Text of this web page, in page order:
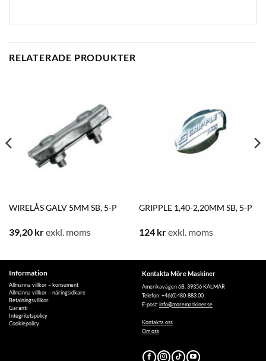
RELATERADE PRODUKTER
WIRELÅS GALV 5MM SB, 5-P
39,20 krexkl. moms
GRIPPLE 1,40-2,20MM SB, 5-P
124 krexkl. moms
Information
Allmänna villkor – konsument
Allmänna villkor – näringsidkare
Betalningsvillkor
Garanti
Integritetspolicy
Cookiepolicy
Kontakta Möre Maskiner
Amerikavägen 6B, 39356 KALMAR
Telefon: +46(0)480-883 00
E-post:info@moremaskiner.se
Kontakta oss
Om oss